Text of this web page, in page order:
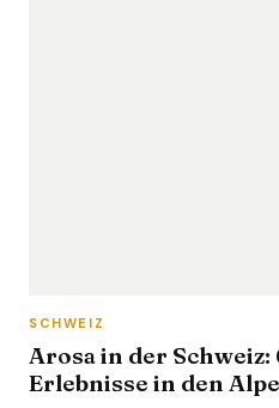
SCHWEIZ
Arosa in der
Erlebnisse in den